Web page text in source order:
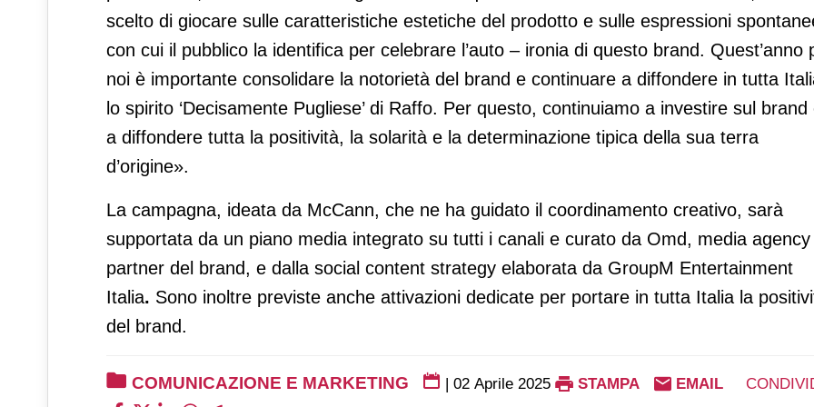
scelto di giocare sulle caratteristiche estetiche del prodotto e sulle espressioni
con cui il pubblico la identifica per celebrare l’auto – ironia di questo brand. Quest’anno
noi è importante consolidare la notorietà del brand e continuare a diffondere in tutta
lo spirito ‘Decisamente Pugliese’ di Raffo. Per questo, continuiamo a investire sul brand
a diffondere tutta la positività, la solarità e la determinazione tipica della sua terra
d’origine».
La campagna, ideata da McCann, che ne ha guidato il coordinamento creativo, sarà
supportata da un piano media integrato su tutti i canali e curato da Omd, media agency
partner del brand, e dalla social content strategy elaborata da GroupM Entertainment
Italia. Sono inoltre previste anche attivazioni dedicate per portare in tutta Italia la
del brand.
COMUNICAZIONE E MARKETING | 02 Aprile 2025 STAMPA EMAIL